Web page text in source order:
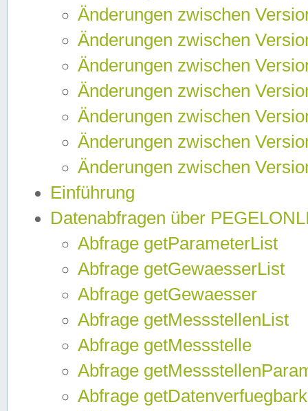
Änderungen zwischen
Änderungen zwischen
Änderungen zwischen
Änderungen zwischen
Änderungen zwischen
Änderungen zwischen
Änderungen zwischen
Einführung
Datenabfragen über
Abfrage getParameterList
Abfrage getGewaesserList
Abfrage getGewaesser
Abfrage getMessstellenList
Abfrage getMessstelle
Abfrage
Abfrage